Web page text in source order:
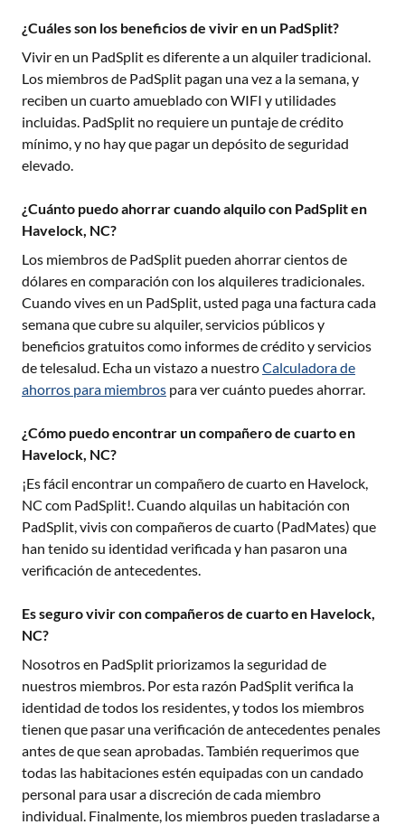
¿Cuáles son los beneficios de vivir en un PadSplit?
Vivir en un PadSplit es diferente a un alquiler tradicional.
Los miembros de PadSplit pagan una vez a la semana, y
reciben un cuarto amueblado con WIFI y utilidades
incluidas. PadSplit no requiere un puntaje de crédito
mínimo, y no hay que pagar un depósito de seguridad
elevado.
¿Cuánto puedo ahorrar cuando alquilo con PadSplit en
Havelock, NC?
Los miembros de PadSplit pueden ahorrar cientos de
dólares en comparación con los alquileres tradicionales.
Cuando vives en un PadSplit, usted paga una factura cada
semana que cubre su alquiler, servicios públicos y
beneficios gratuitos como informes de crédito y servicios
de telesalud. Echa un vistazo a nuestroCalculadora de
ahorros para miembros para ver cuánto puedes ahorrar.
¿Cómo puedo encontrar un compañero de cuarto en
Havelock, NC?
¡Es fácil encontrar un compañero de cuarto en Havelock,
NC com PadSplit!. Cuando alquilas un habitación con
PadSplit, vivis con compañeros de cuarto (PadMates) que
han tenido su identidad verificada y han pasaron una
verificación de antecedentes.
Es seguro vivir con compañeros de cuarto en Havelock,
NC?
Nosotros en PadSplit priorizamos la seguridad de
nuestros miembros. Por esta razón PadSplit verifica la
identidad de todos los residentes, y todos los miembros
tienen que pasar una verificación de antecedentes penales
antes de que sean aprobadas. También requerimos que
todas las habitaciones estén equipadas con un candado
personal para usar a discreción de cada miembro
individual. Finalmente, los miembros pueden trasladarse a